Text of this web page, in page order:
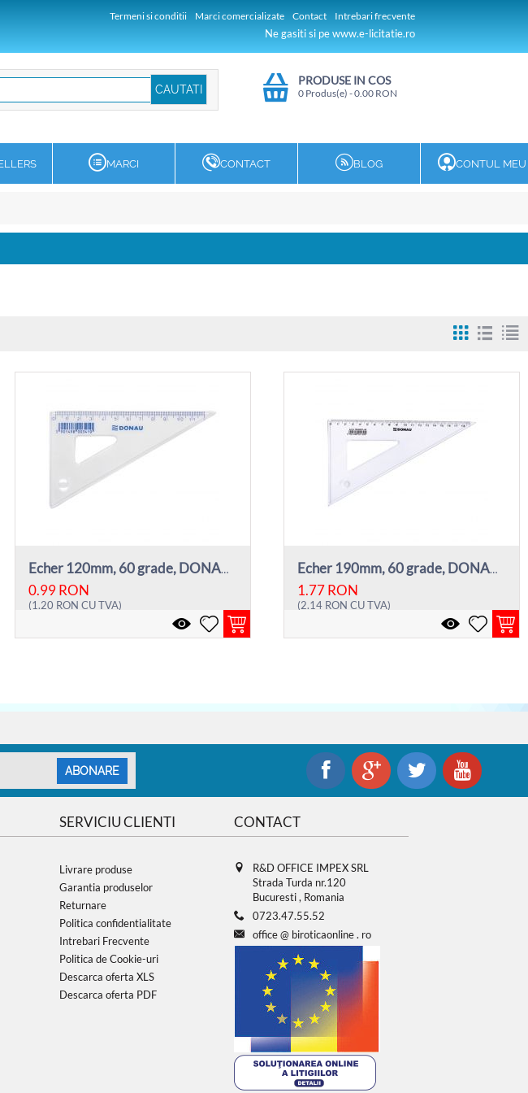
Termeni si conditii Marci comercializate Contact Intrebari frecvente
Ne gasiti si pe www.e-licitatie.ro
PRODUSE IN COS
0 Produs(e) -0.00RON
MARCI CONTACT BLOG CONTUL MEU
Echer 120mm, 60 grade, DONAU - transparent
0.99RON
(1.20 RON CU TVA)
Echer 190mm, 60 grade, DONAU - transparent
1.77RON
(2.14 RON CU TVA)
ABONARE
SERVICIU CLIENTI
Livrare produse
Garantia produselor
Returnare
Politica confidentialitate
Intrebari Frecvente
Politica de Cookie-uri
Descarca oferta XLS
Descarca oferta PDF
CONTACT
R&D OFFICE IMPEX SRL
Strada Turda nr.120
Bucuresti , Romania
0723.47.55.52
office@ biroticaonline. ro